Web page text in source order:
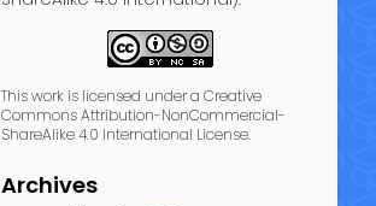
This work is licensed under a Creative
Commons Attribution-NonCommercial-
ShareAlike 4.0 International License.
Archives